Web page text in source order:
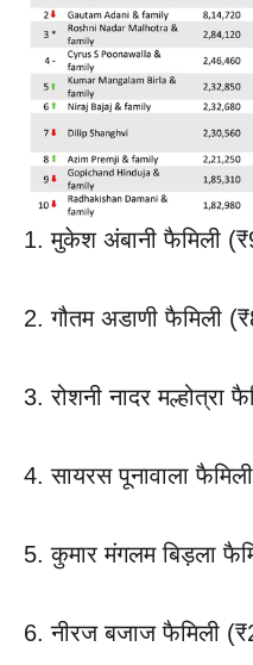
1. मुकेश अंबानी फैमिली
2. गौतम अडाणी फैमिली
3. रोशनी नादर
4. सायरस पूनावाला
5. कुमार मंगलम बिड़ला
6. नीरज बजाज फैमिली